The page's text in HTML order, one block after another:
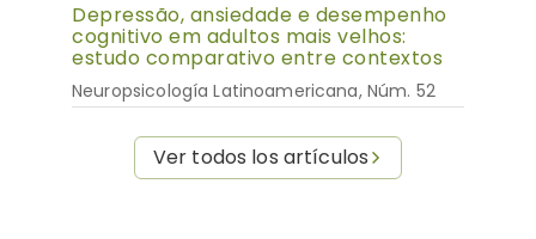
Depressão, ansiedade e desempenho
cognitivo em adultos mais velhos:
estudo comparativo entre contextos
Neuropsicología Latinoamericana, Núm. 52
Ver todos los artículos